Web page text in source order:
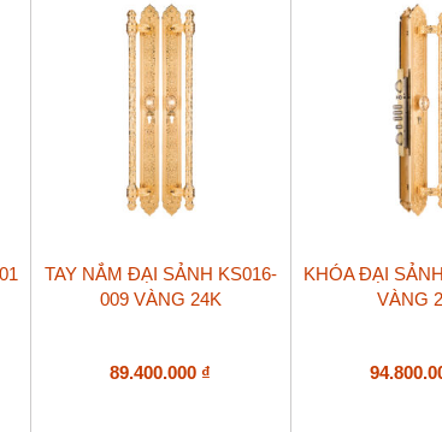
TAY NẮM ĐẠI SẢNH KS016-
009 VÀNG 24K
89.400.000 ₫
KHÓA ĐẠI
VÀNG